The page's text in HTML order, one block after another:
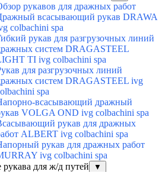
рукавов для дражных работ
всасывающий рукав DRAWA
colbachini spa
рукав для разгрузочных линий
систем DRAGASTEEL
TI ivg colbachini spa
для разгрузочных линий
систем DRAGASTEEL ivg
spa
всасывающий дражный
VOLGA OND ivg colbachini spa
рукав для дражных
ALBERT ivg colbachini spa
рукав для дражных работ
ivg colbachini spa
рукава для ж/д путей
▼